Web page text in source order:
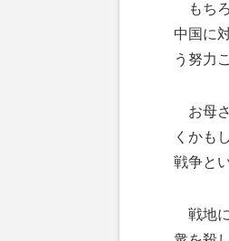
もちろ
中国に
う努力
お母さ
くかも
戦争と
戦地に